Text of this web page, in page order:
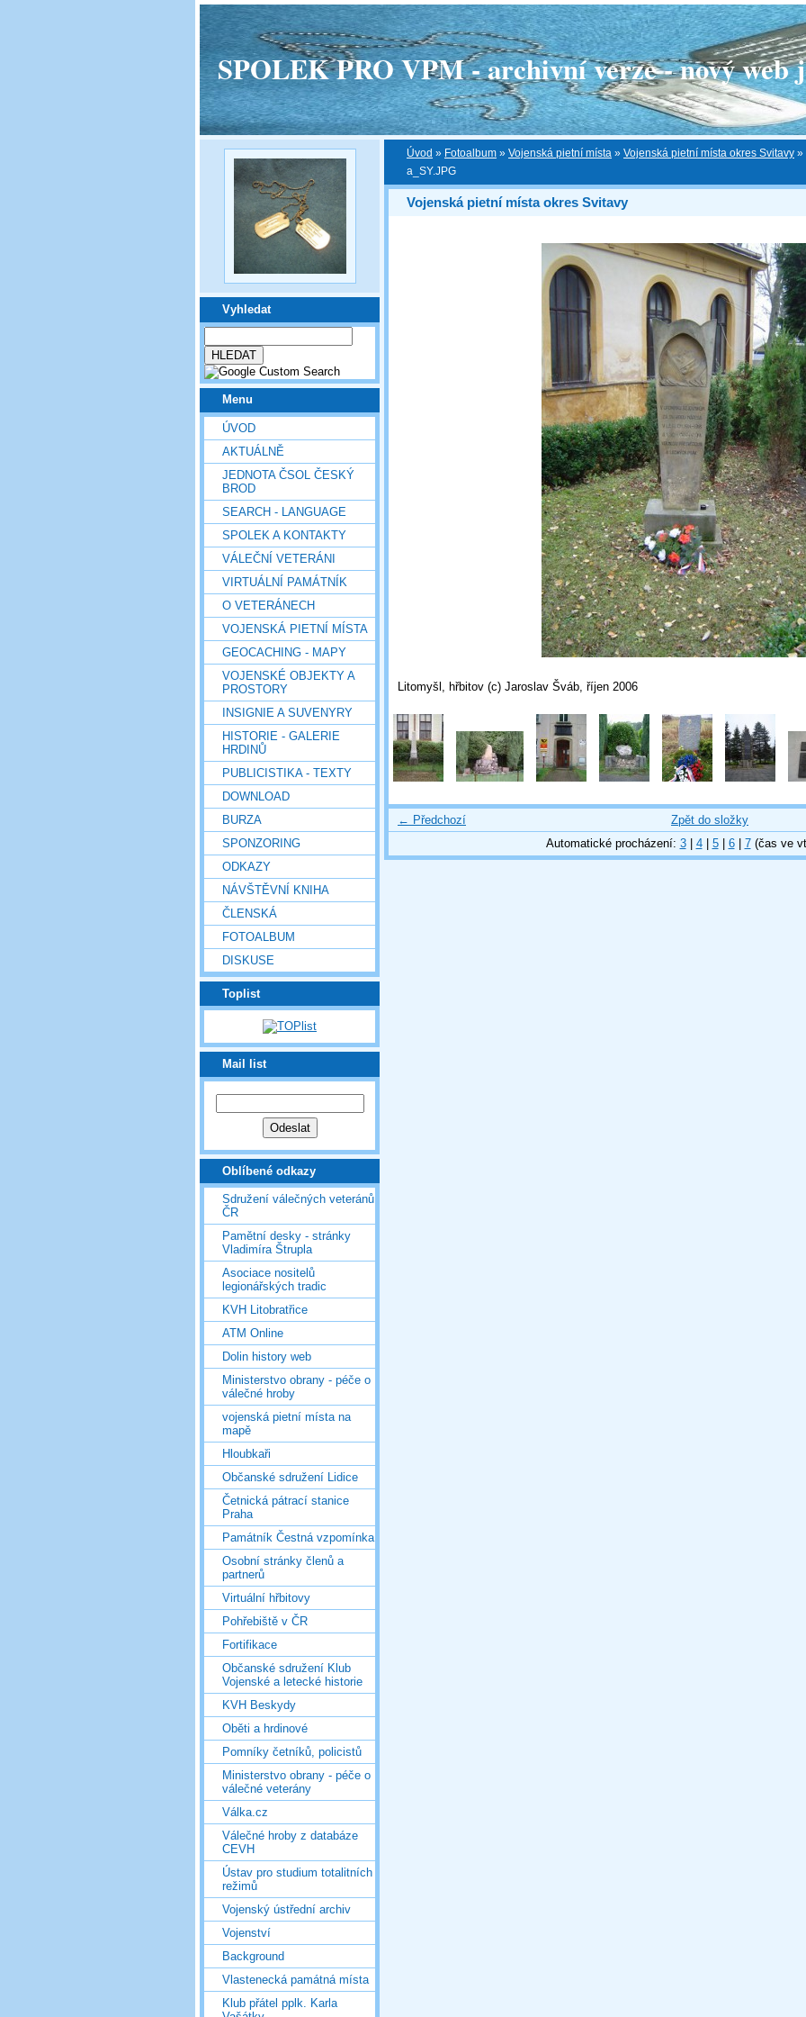
SPOLEK PRO VPM - archivní verze - nový web
Vyhledat
Menu
ÚVOD
AKTUÁLNĚ
JEDNOTA ČSOL ČESKÝ
BROD
SEARCH - LANGUAGE
SPOLEK A KONTAKTY
VÁLEČNÍ VETERÁNI
VIRTUÁLNÍ PAMÁTNÍK
O VETERÁNECH
VOJENSKÁ PIETNÍ MÍSTA
GEOCACHING - MAPY
VOJENSKÉ OBJEKTY A
PROSTORY
INSIGNIE A SUVENYRY
HISTORIE - GALERIE
HRDINŮ
PUBLICISTIKA - TEXTY
DOWNLOAD
BURZA
SPONZORING
ODKAZY
NÁVŠTĚVNÍ KNIHA
ČLENSKÁ
FOTOALBUM
DISKUSE
Toplist
Mail list
Oblíbené odkazy
Sdružení válečných veteránů
ČR
Pamětní desky - stránky
Vladimíra Štrupla
Asociace nositelů
legionářských tradic
KVH Litobratřice
ATM Online
Dolin history web
Ministerstvo obrany - péče o
válečné hroby
vojenská pietní místa na
mapě
Hloubkaři
Občanské sdružení Lidice
Četnická pátrací stanice
Praha
Památník Čestná vzpomínka
Osobní stránky členů a
partnerů
Virtuální hřbitovy
Pohřebiště v ČR
Fortifikace
Občanské sdružení Klub
Vojenské a letecké historie
KVH Beskydy
Oběti a hrdinové
Pomníky četníků, policistů
Ministerstvo obrany - péče o
válečné veterány
Válka.cz
Válečné hroby z databáze
CEVH
Ústav pro studium totalitních
režimů
Vojenský ústřední archiv
Vojenství
Background
Vlastenecká památná místa
Klub přátel pplk. Karla
Úvod » Fotoalbum » Vojenská pietní místa » Vojenská pietní místa okres Svitavy »
a_SY.JPG
Vojenská pietní místa okres Svitavy
Litomyšl, hřbitov (c) Jaroslav Šváb, říjen 2006
← Předchozí
Zpět do složky
Automatické procházení: 3| 4| 5| 6| 7(čas ve